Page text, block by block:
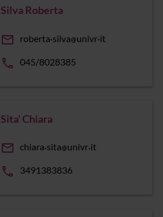
Silva Roberta
email roberta silva univr it
phone 045/8028385
Sita' Chiara
email chiara sita univr it
phone 3491383836